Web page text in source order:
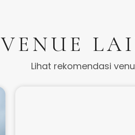
VENUE
Lihat rekomendasi